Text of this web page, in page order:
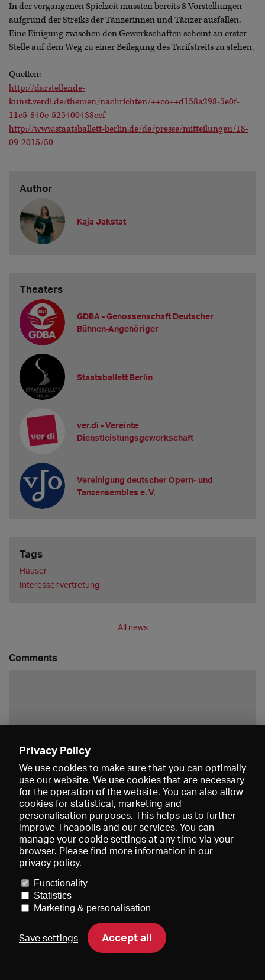
In der vergangenen Spielzeit mussten bereits 8 Vorstellungen
aufgrund der Streiks der Tänzerinnen und Tänzer ausfallen.
Eine Einigung zwischen den Gewerkschaften scheint an erster
Stelle auf dem Weg zu einer Beilegung des Tarifstreits zu stehen.
Quellen:
http://darstellende-
kunst.verdi.de/themen/nachrichten/++co++d158a298-5e0f-
11e5-840c-525400438ccf
http://www.staatsballett-berlin.de/de/presse/mitteilungen/18-
09-2015/50
Author
Kaja Jakstat
Theaters
GDBA - Genossenschaft Deutscher
Bühnen-Angehöriger
Staatsballett Berlin
ver.di - Vereinte
Dienstleistungsgewerkschaft
Vereinigung deutscher Opern- und
Tanzensembles e. V.
Tags
Häuser
Interessenvertretung
All news
Comments
About us
Imprint
DE EN FR
Privacy Policy
We use cookies to make sure that you can optimally
use our website. We use cookies that are necessary
for the operation of the website. You can also allow
cookies for statistical, marketing and
personalisation purposes. This helps us to further
improve Theapolis and our services. You can
manage your cookie settings at any time via your
browser. Please find more information in our
privacy policy.
Functionality
Statistics
Marketing & personalisation
Save settings Accept all